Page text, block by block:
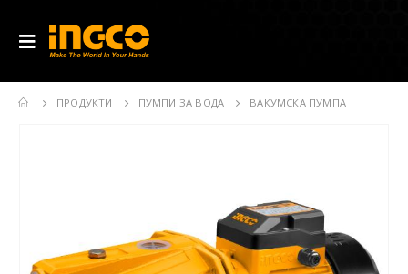
ПРОДУКТИ ПУМПИ ЗА ВОДА ВАКУМСКА ПУМПА